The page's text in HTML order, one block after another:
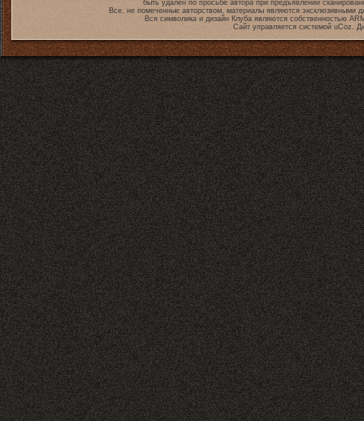
быть удален по просьбе автора при предъявлении
Все, не помеченные авторством, материалы являются эксклюзивными
Вся символика и дизайн Клуба являются собственностью
Сайт управляется системой uCoz.